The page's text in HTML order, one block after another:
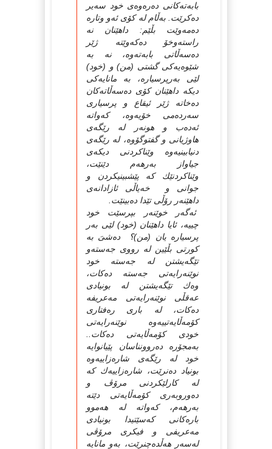
بابەتەكانى دەرەوەى خود سەیر
دەكرێت. بەڵام لە كۆى ئەو وتارە
دەمەوێت بڵێم: داهێنان نە
راستەوخۆ دەكەوێتە ژێر
دەسەڵاتى بابەتەوە، نە بە
شێوەیەكى گشتى (من) و (خود)
لێی بەرپرسیارە، بە مانایەكى
دیكە داهێنان كۆى دەسەڵاتەكان
دەخاتە ژێر ئیقاع و پرسیارى
سەردەمى خۆیەوە، كەواتە
ئەدەب و هونەر لە رێگەى
هاوژیانى و گفتوگۆوە، لە رێگەى
دنیابینیەوە وێناكردنى دیكەى
جیاواز بەرهەم دێنێت،
وێناكردنێك كە پێشبینیكردن و
جوانى و خەیاڵى ئازادانەى
داهێنەر رۆڵى تێدا دەبینێت.
ئەگەر خوێنەر بپرسێت خود
چییە، ئایا داهێنان (خود) لێى بەر
پرسیارە یان (من)؟ دەشىَ بە
كورتى بڵێین لە رووى جەستەو
تێگەیشتن لە جەستە خود
نوێنەرایەتى جەستە دەكات،
وەك تێگەیشتن لە بونیادى
عەقڵى نوێنەرایەتى مەعریفە
دەكات، لە بارى رەفتارى
كۆمەڵایەتییەوە نوێنەرایەتى
خودى كۆمەڵایەتى دەكات..
بەمجۆرە دەروونناسان پێیانوایە
خود لە رێگەى شارەزاییەوە
بونیاد دەنرێت، شارەزاییەك كە
لە كارلێكردنى مرۆڤ و
دەوروبەرى كۆمەڵایەتى دێتە
بەرهەم، كەواتە لە هەموو
بارەكانى كەسێتیدا بونیادى
مەعریفى و فیكرى مرۆڤى
لەسەر هەڵدەچنرێت، بەو مانایە